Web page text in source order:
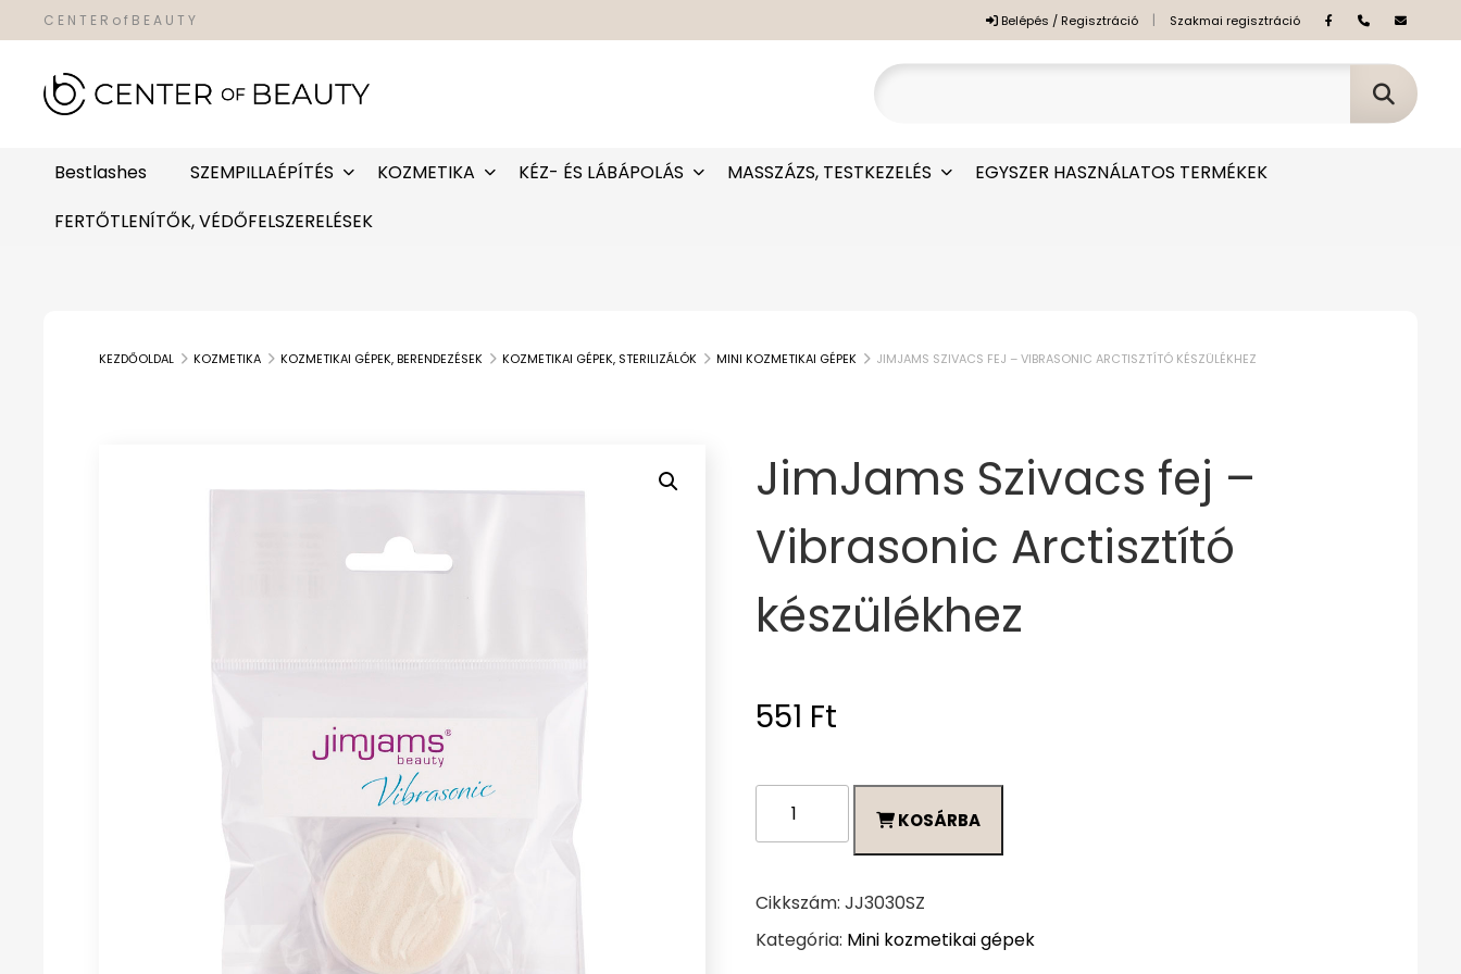
C E N T E R o f B E A U T Y Belépés / Regisztráció | Szakmai regisztráció
Bestlashes SZEMPILLAÉPÍTÉS KOZMETIKA KÉZ- ÉS LÁBÁPOLÁS MASSZÁZS, TESTKEZELÉS
EGYSZER HASZNÁLATOS TERMÉKEK
FERTŐTLENÍTŐK, VÉDŐFELSZERELÉSEK
KEZDŐOLDAL KOZMETIKA KOZMETIKAI GÉPEK, BERENDEZÉSEK KOZMETIKAI GÉPEK, STERILIZÁLÓK MINI KOZMETIKAI GÉPEK JIMJAMS SZIVACS FEJ – VIBRASONIC ARCTISZTÍTÓ KÉSZÜLÉKHEZ
JimJams Szivacs fej –
Vibrasonic Arctisztító
készülékhez
551 Ft
Szivacs
fej
Vibrasonic
Arctisztító
készülékhez
KOSÁRBA
Cikkszám:JJ3030SZ
Kategória: Mini kozmetikai gépek